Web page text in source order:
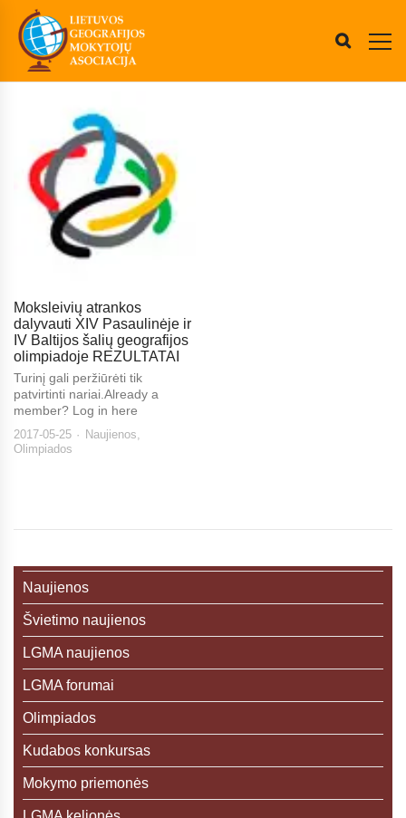
Moksleivių atrankos
dalyvauti XIV Pasaulinėje ir
IV Baltijos šalių geografijos
olimpiadoje REZULTATAI
Turinį gali peržiūrėti tik
patvirtinti nariai.Already a
member? Log in here
2017-05-25 Naujienos
Olimpiados
Naujienos
Švietimo naujienos
LGMA naujienos
LGMA forumai
Olimpiados
Kudabos konkursas
Mokymo priemonės